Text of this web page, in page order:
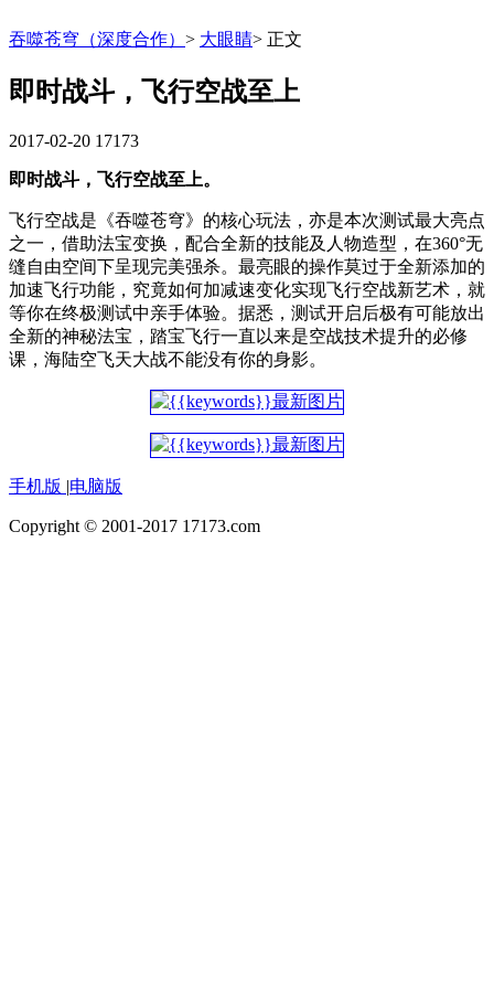
吞噬苍穹（深度合作） > 大眼睛> 正文
即时战斗，飞行空战至上
2017-02-20 17173
即时战斗，飞行空战至上。
飞行空战是《吞噬苍穹》的核心玩法，亦是本次测试最大亮点
之一，借助法宝变换，配合全新的技能及人物造型，在360°无
缝自由空间下呈现完美强杀。最亮眼的操作莫过于全新添加的
加速飞行功能，究竟如何加减速变化实现飞行空战新艺术，就
等你在终极测试中亲手体验。据悉，测试开启后极有可能放出
全新的神秘法宝，踏宝飞行一直以来是空战技术提升的必修
课，海陆空飞天大战不能没有你的身影。
手机版 |电脑版
Copyright © 2001-2017 17173.com